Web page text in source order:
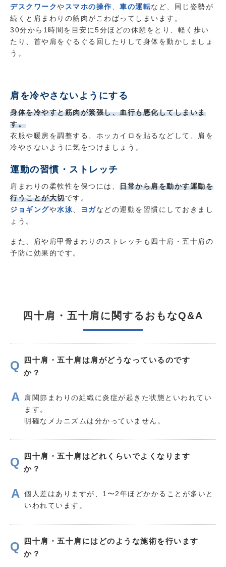
デスクワークや スマホの操作 車の運転など、同じ姿勢が
続くと肩まわりの筋肉がこわばってしまいます。
30分から1時間を目安に5分ほどの休憩をとり、軽く歩い
たり、首や肩をぐるぐる回したりして身体を動かしましょ
う。
肩を冷やさないようにする
身体を冷やすと筋肉が緊張し、血行も悪化してしまいま
す。
衣服や暖房を調整する、ホッカイロを貼るなどして、肩を
冷やさないように気をつけましょう。
運動の習慣・ストレッチ
肩まわりの柔軟性を保つには、 日常から肩を動かす運動を
行うことが大切です。
ジョギングや水泳 ヨガなどの運動を習慣にしておきまし
ょう。
また、肩や肩甲骨まわりのストレッチも四十肩・五十肩の
予防に効果的です。
四十肩・五十肩に関するおもなQ&A
四十肩・五十肩は肩がどうなっているのです
か？
肩関節まわりの組織に炎症が起きた状態といわれてい
ます。
明確なメカニズムは分かっていません。
四十肩・五十肩はどれくらいでよくなります
か？
個人差はありますが、1〜2年ほどかかることが多いと
いわれています。
四十肩・五十肩にはどのような施術を行います
か？